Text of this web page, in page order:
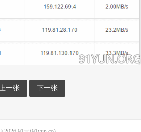
上一张 下一张